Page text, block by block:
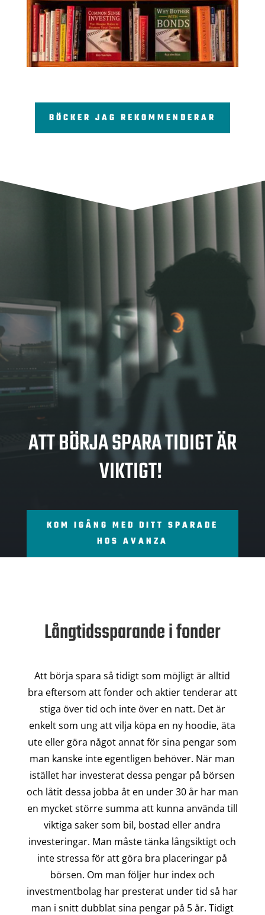
BÖCKER JAG REKOMMENDERAR
SPA
RA
ATT BÖRJA SPARA TIDIGT ÄR
VIKTIGT!
KOM IGÅNG MED DITT SPARADE
HOS AVANZA
Långtidssparande i fonder
Att börja spara så tidigt som möjligt är alltid
bra eftersom att fonder och aktier tenderar att
stiga över tid och inte över en natt. Det är
enkelt som ung att vilja köpa en ny hoodie, äta
ute eller göra något annat för sina pengar som
man kanske inte egentligen behöver. När man
istället har investerat dessa pengar på börsen
och låtit dessa jobba åt en under 30 år har man
en mycket större summa att kunna använda till
viktiga saker som bil, bostad eller andra
investeringar. Man måste tänka långsiktigt och
inte stressa för att göra bra placeringar på
börsen. Om man följer hur index och
investmentbolag har presterat under tid så har
man i snitt dubblat sina pengar på 5 år. Tidigt